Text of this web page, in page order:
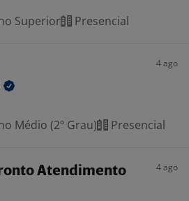
Superior Presencial
4 ago
Médio (2º Grau) Presencial
Atendimento
4 ago